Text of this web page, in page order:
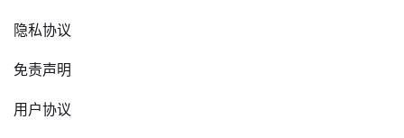
隐私协议
免责声明
用户协议